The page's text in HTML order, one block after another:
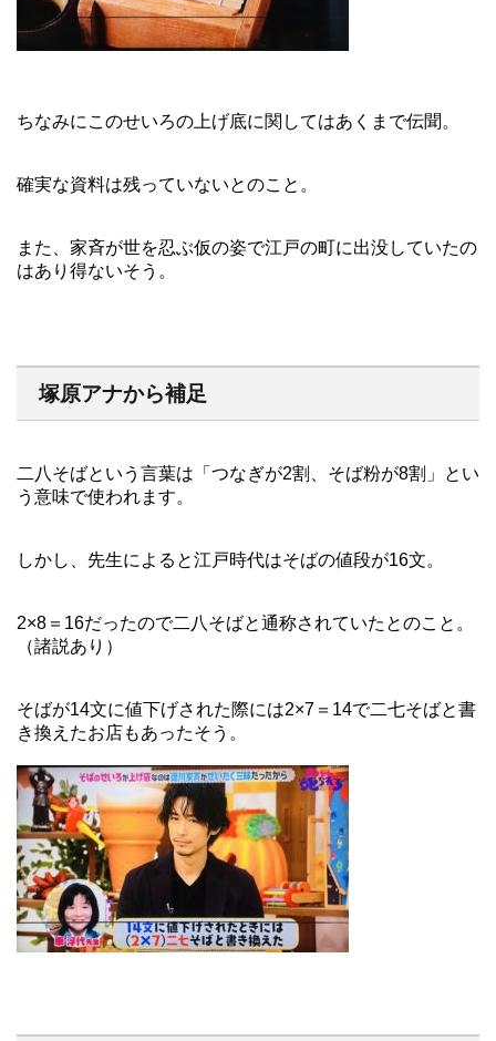
ちなみにこのせいろの上げ底に関してはあくまで伝聞。
確実な資料は残っていないとのこと。
また、家斉が世を忍ぶ仮の姿で江戸の町に出没していたの
はあり得ないそう。
塚原アナから補足
二八そばという言葉は「つなぎが2割、そば粉が8割」とい
う意味で使われます。
しかし、先生によると江戸時代はそばの値段が16文。
2×8＝16だったので二八そばと通称されていたとのこと。
（諸説あり）
そばが14文に値下げされた際には2×7＝14で二七そばと書
き換えたお店もあったそう。